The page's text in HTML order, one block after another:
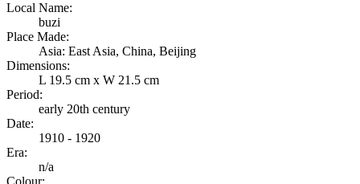
Local Name:
buzi
Place Made:
Asia: East Asia, China, Beijing
Dimensions:
L 19.5 cm x W 21.5 cm
Period:
early 20th century
Date:
1910 - 1920
Era:
n/a